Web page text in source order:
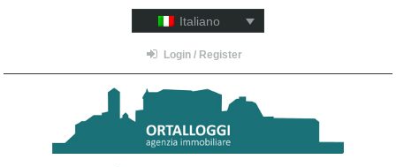
Italiano
Login / Register